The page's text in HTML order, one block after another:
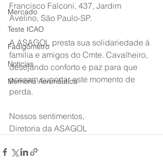
Mercado
Teste ICAO
Fadigômetro
Notícias
Memória Aeronáutica
Francisco Falconi, 437, Jardim
Avelino, São Paulo-SP.
A ASAGOL presta sua solidariedade à
familia e amigos do Cmte. Cavalheiro,
desejando conforto e paz para que
possam suportar este momento de
perda.
Nossos sentimentos,
Diretoria da ASAGOL